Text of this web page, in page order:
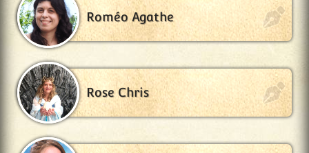
Roméo Agathe
Rose Chris